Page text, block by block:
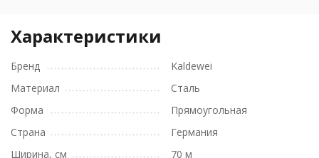
Характеристики
Бренд
Kaldewei
Материал
Сталь
Форма
Прямоугольная
Страна
Германия
Ширина, см
70 м